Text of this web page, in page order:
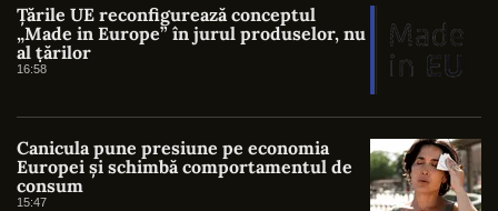
Țările UE reconfigurează conceptul
„Made in Europe” în jurul produselor, nu
al țărilor
16:58
Canicula pune presiune pe economia
Europei și schimbă comportamentul de
consum
15:47